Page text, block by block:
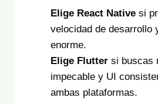
Elige React Native si
velocidad de desarrollo
enorme.
Elige Flutter si buscas
impecable y UI
ambas plataformas.